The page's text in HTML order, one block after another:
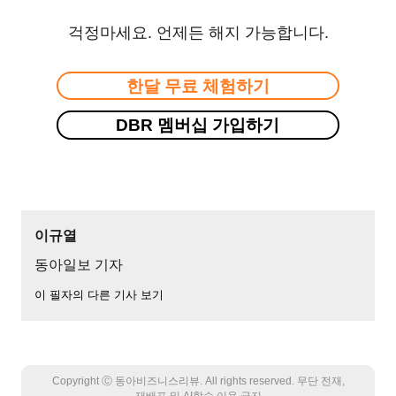
걱정마세요. 언제든 해지 가능합니다.
한달 무료 체험하기
DBR 멤버십 가입하기
이규열
동아일보 기자
이 필자의 다른 기사 보기
Copyright Ⓒ 동아비즈니스리뷰. All rights reserved. 무단 전재,